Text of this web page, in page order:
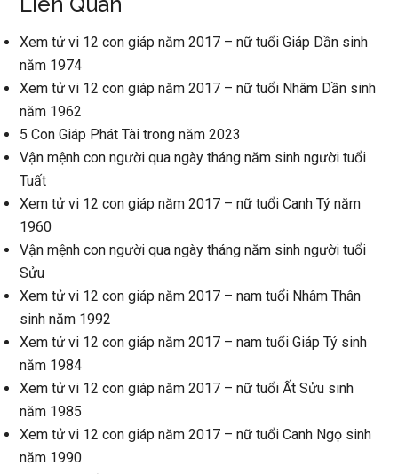
Xem tử vi 12 con giáp năm 2017 – nữ tuổi Giáp Dần sinh
năm 1974
Xem tử vi 12 con giáp năm 2017 – nữ tuổi Nhâm Dần sinh
năm 1962
5 Con Giáp Phát Tài trong năm 2023
Vận mệnh con người qua ngày tháng năm sinh người tuổi
Tuất
Xem tử vi 12 con giáp năm 2017 – nữ tuổi Canh Tý năm
1960
Vận mệnh con người qua ngày tháng năm sinh người tuổi
Sửu
Xem tử vi 12 con giáp năm 2017 – nam tuổi Nhâm Thân
sinh năm 1992
Xem tử vi 12 con giáp năm 2017 – nam tuổi Giáp Tý sinh
năm 1984
Xem tử vi 12 con giáp năm 2017 – nữ tuổi Ất Sửu sinh
năm 1985
Xem tử vi 12 con giáp năm 2017 – nữ tuổi Canh Ngọ sinh
năm 1990